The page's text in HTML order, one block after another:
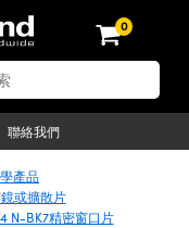
0
聯絡我們
產品
或擴散片
N-BK7精密窗口片